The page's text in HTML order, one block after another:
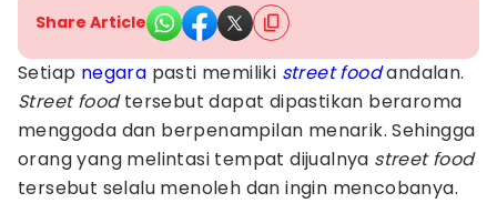
Share Article
Setiap negara pasti memiliki street foodandalan.
Street foodtersebut dapat dipastikan beraroma
menggoda dan berpenampilan menarik. Sehingga
orang yang melintasi tempat dijualnya street food
tersebut selalu menoleh dan ingin mencobanya.